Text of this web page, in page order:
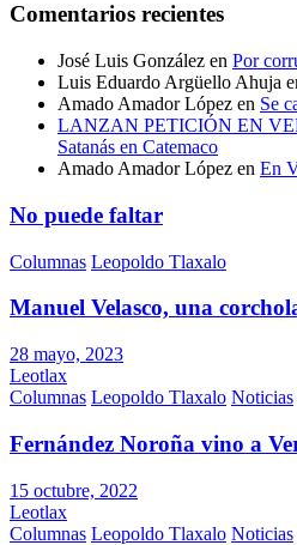
Comentarios recientes
José Luis González en Por
Luis Eduardo Argüello Ahuja
Amado Amador López en Se
LANZAN PETICIÓN EN
Satanás en Catemaco
Amado Amador López en En
No puede faltar
Columnas Leopoldo Tlaxalo
Manuel Velasco, una
28 mayo, 2023
Leotlax
Columnas Leopoldo Tlaxalo Noticias
Fernández Noroña vino a
15 octubre, 2022
Leotlax
Columnas Leopoldo Tlaxalo Noticias